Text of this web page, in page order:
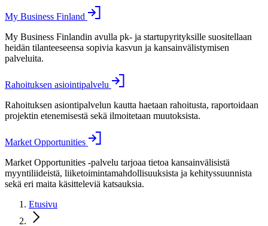
My Business Finland
My Business Finlandin avulla pk- ja startupyrityksille suositellaan
heidän tilanteeseensa sopivia kasvun ja kansainvälistymisen
palveluita.
Rahoituksen asiointipalvelu
Rahoituksen asiontipalvelun kautta haetaan rahoitusta, raportoidaan
projektin etenemisestä sekä ilmoitetaan muutoksista.
Market Opportunities
Market Opportunities -palvelu tarjoaa tietoa kansainvälisistä
myyntiliideistä, liiketoimintamahdollisuuksista ja kehityssuunnista
sekä eri maita käsitteleviä katsauksia.
Etusivu